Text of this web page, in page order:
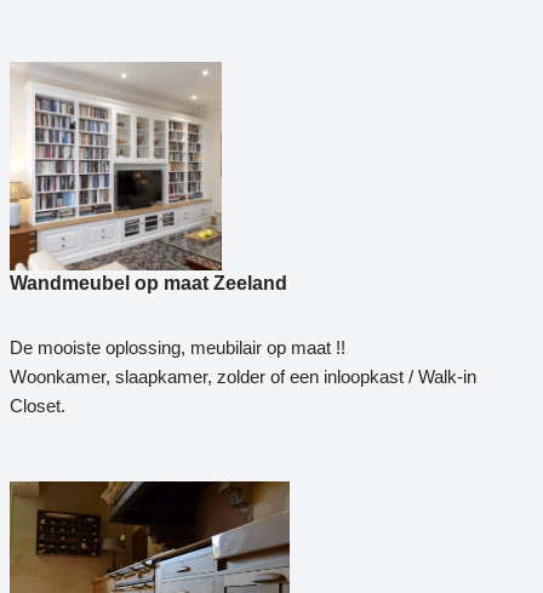
Wandmeubel op maat Zeeland
De mooiste oplossing, meubilair op maat !!
Woonkamer, slaapkamer, zolder of een inloopkast / Walk-in
Closet.